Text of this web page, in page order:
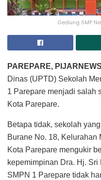
Gedung SMP
PAREPARE,
Dinas (UPTD) Sekolah
1 Parepare menjadi salah
Kota Parepare.
Betapa tidak, sekolah
Burane No. 18, Kelurahan
Kota Parepare mengukir
kepemimpinan Dra. Hj.
SMPN 1 Parepare tidak